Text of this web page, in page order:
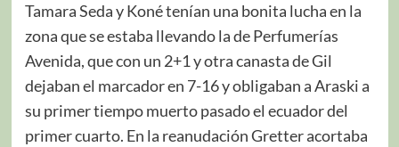
Tamara Seda y Koné tenían una bonita lucha en la
zona que se estaba llevando la de Perfumerías
Avenida, que con un 2+1 y otra canasta de Gil
dejaban el marcador en 7-16 y obligaban a Araski a
su primer tiempo muerto pasado el ecuador del
primer cuarto. En la reanudación Gretter acortaba